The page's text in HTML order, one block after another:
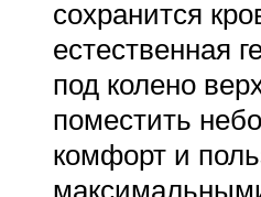
сохранится
естественная
под колено
поместить
комфорт и